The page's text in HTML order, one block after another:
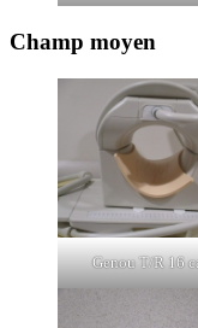
Champ moyen
Genou T/R 16